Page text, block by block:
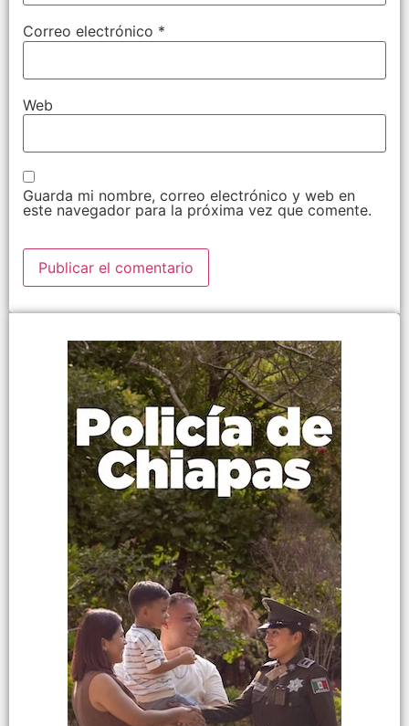
Correo electrónico *
Web
Guarda mi nombre, correo electrónico y web en
este navegador para la próxima vez que comente.